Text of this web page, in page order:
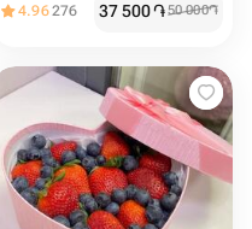
4.96276 37 500֏50 000֏